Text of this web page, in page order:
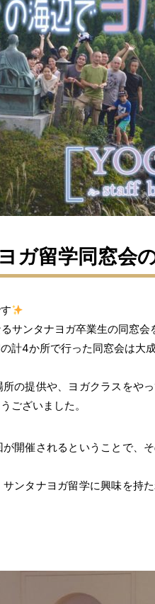
ガ留学同窓会
サンタナヨガ卒業生の同窓会
計4か所で行った同窓会は大
の提供や、ヨガクラスをや
ございました。
開催されるということで、
ンタナヨガ留学に興味を持